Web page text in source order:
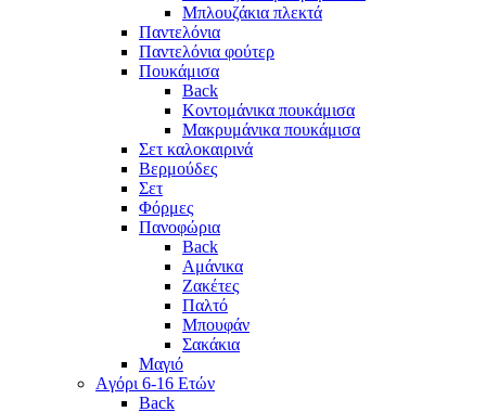
Μπλουζάκια πλεκτά
Παντελόνια
Παντελόνια φούτερ
Πουκάμισα
Back
Κοντομάνικα πουκάμισα
Μακρυμάνικα πουκάμισα
Σετ καλοκαιρινά
Βερμούδες
Σετ
Φόρμες
Πανοφώρια
Back
Αμάνικα
Ζακέτες
Παλτό
Μπουφάν
Σακάκια
Μαγιό
Aγόρι 6-16 Ετών
Back